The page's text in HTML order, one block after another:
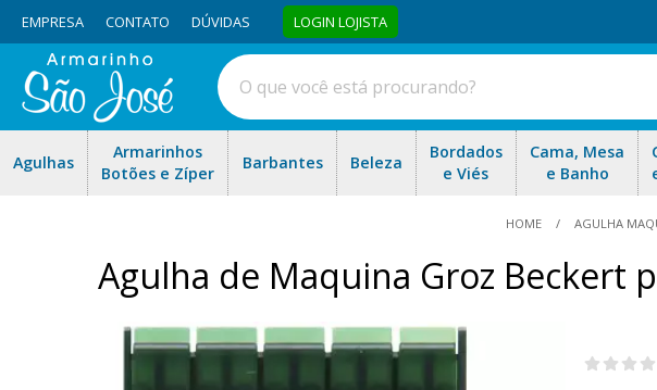
EMPRESA CONTATO DÚVIDAS LOGIN LOJISTA
Agulhas
Armarinhos
Botões e Zíper
Barbantes Beleza
Bordados
e Viés
Cama, Mesa
e Banho
HOME AGULHA
Agulha de Maquina Groz Beckert